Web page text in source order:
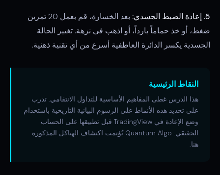
5. إعادة الضبط الجسدي:
بعد الخسارة، قم بعمل 20 تمرين
ضغط، أو خذ حماماً بارداً، أو اذهب في نزهة. تغيير الحالة
الجسدية يكسر الدائرة العاطفية أسرع من أي تقنية ذهنية.
النقاط الرئيسية
هذا الدرس غطى المفاهيم الأساسية للتداول الانتقامي. تدرب
على تحديد هذه الأنماط على الرسوم البيانية التاريخية باستخدام
وضع الإعادة في TradingView قبل تطبيقها على الحساب
الحقيقي. Quantum Algo يُؤتمت اكتشاف الهياكل المذكورة
هنا.